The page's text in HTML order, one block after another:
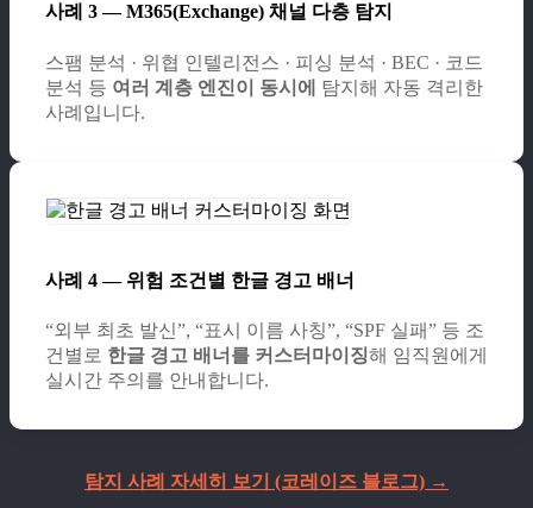
사례 3 — M365(Exchange) 채널 다층 탐지
스팸 분석 · 위협 인텔리전스 · 피싱 분석 · BEC · 코드
분석 등 여러 계층 엔진이 동시에
탐지해 자동 격리한
사례입니다.
사례 4 — 위험 조건별 한글 경고 배너
“외부 최초 발신”, “표시 이름 사칭”, “SPF 실패” 등 조
건별로 한글 경고 배너를 커스터마이징해 임직원에게
실시간 주의를 안내합니다.
탐지 사례 자세히 보기 (코레이즈 블로그) →